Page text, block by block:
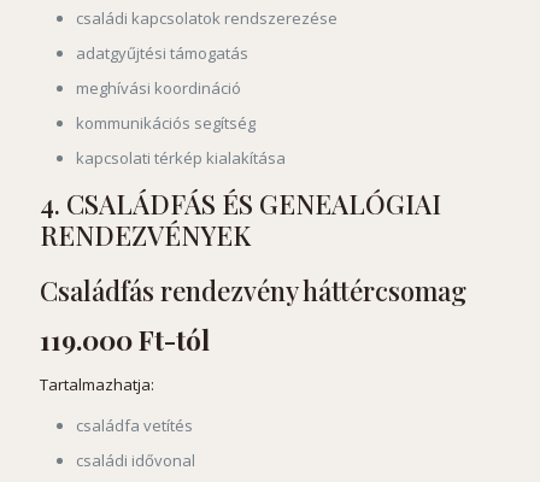
családi kapcsolatok rendszerezése
adatgyűjtési támogatás
meghívási koordináció
kommunikációs segítség
kapcsolati térkép kialakítása
4. CSALÁDFÁS ÉS GENEALÓGIAI
RENDEZVÉNYEK
Családfás rendezvény háttércsomag
119.000 Ft-tól
Tartalmazhatja:
családfa vetítés
családi idővonal